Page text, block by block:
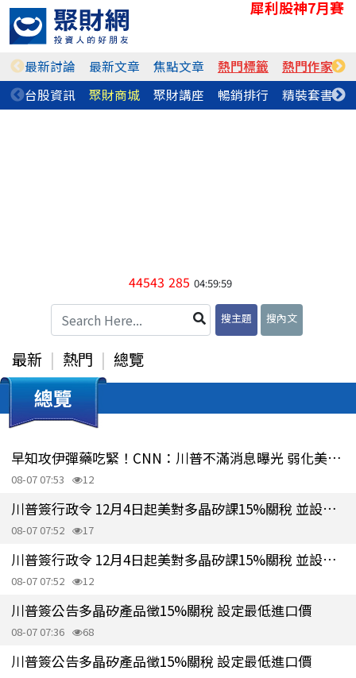
犀利股神7月賽
最新討論 最新文章 焦點文章 熱門標籤 熱門作家
台股資訊
聚財商城 聚財講座 暢銷排行 精裝套書
44543 285 04:59:59
搜主題 搜內文
最新 熱門 總覽
總覽
早知攻伊彈藥吃緊！CNN：川普不滿消息曝光 弱化美談判立場
08-07 07:53 12
川普簽行政令 12月4日起美對多晶矽課15%關稅 並設最低進口價
08-07 07:52 17
川普簽行政令 12月4日起美對多晶矽課15%關稅 並設最低進口價
08-07 07:52 12
川普簽公告多晶矽產品徵15%關稅 設定最低進口價
08-07 07:36 68
川普簽公告多晶矽產品徵15%關稅 設定最低進口價